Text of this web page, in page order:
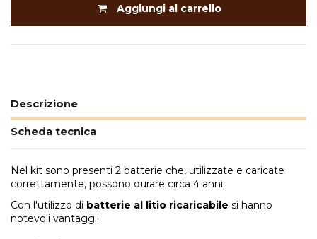
Aggiungi al carrello
Descrizione
Scheda tecnica
Nel kit sono presenti 2 batterie che, utilizzate e caricate
correttamente, possono durare circa 4 anni.
Con l'utilizzo di batterie al litio ricaricabile si hanno
notevoli vantaggi: